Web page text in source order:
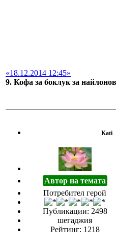
«18.12.2014 12:45»
9. Кофа за боклук за
Kati
Автор на темата
Потребител герой
Публикации: 2498
шегаджия
Рейтинг: 1218